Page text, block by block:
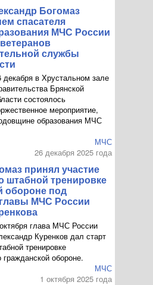
Богомаз
спасателя
МЧС России
службы
декабря в Хрустальном зале
Брянской
состоялось
мероприятие,
образования МЧС
МЧС
26 декабря 2025 года
принял участие
штабной тренировке
обороне под
МЧС России
глава МЧС России
Куренков дал старт
тренировке
гражданской обороне.
МЧС
1 октября 2025 года